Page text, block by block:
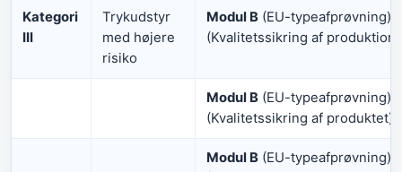
Kategori
III
Trykudstyr
med højere
risiko
Modul B(EU-typeafprøvning)
(Kvalitetssikring af
Modul B(EU-typeafprøvning)
(Kvalitetssikring af produktet)
Modul B(EU-typeafprøvning)